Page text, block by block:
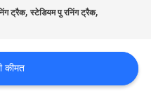
ट्रैक,स्टेडियम पु रनिंग ट्रैक,
कीमत